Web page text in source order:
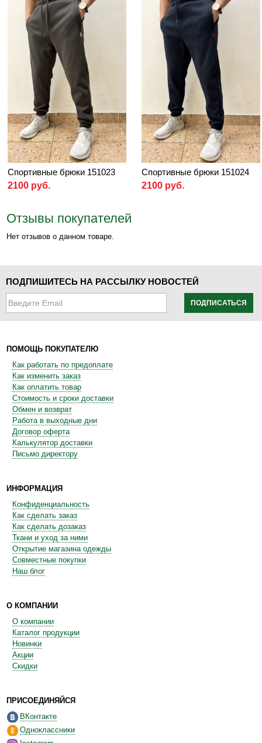
Спортивные брюки 151023
2100 руб.
Спортивные брюки 151024
2100 руб.
Отзывы покупателей
Нет отзывов о данном товаре.
ПОДПИШИТЕСЬ НА РАССЫЛКУ НОВОСТЕЙ
ПОДПИСАТЬСЯ
ПОМОЩЬ ПОКУПАТЕЛЮ
Как работать по предоплате
Как изменить заказ
Как оплатить товар
Стоимость и сроки доставки
Обмен и возврат
Работа в выходные дни
Договор оферта
Калькулятор доставки
Письмо директору
ИНФОРМАЦИЯ
Конфиденциальность
Как сделать заказ
Как сделать дозаказ
Ткани и уход за ними
Открытие магазина одежды
Совместные покупки
Наш блог
О КОМПАНИИ
О компании
Каталог продукции
Новинки
Акции
Скидки
ПРИСОЕДИНЯЙСЯ
ВКонтакте
Одноклассники